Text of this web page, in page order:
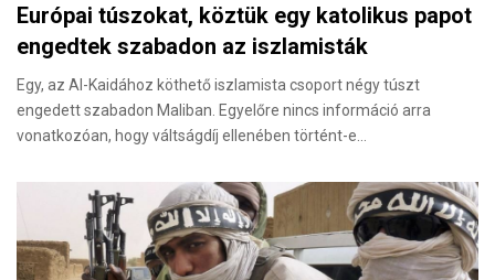
Európai túszokat, köztük egy katolikus papot
engedtek szabadon az iszlamisták
Egy, az Al-Kaidához köthető iszlamista csoport négy túszt
engedett szabadon Maliban. Egyelőre nincs információ arra
vonatkozóan, hogy váltságdíj ellenében történt-e…